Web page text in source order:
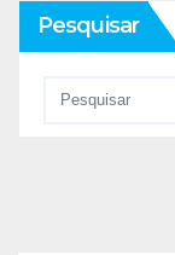
Pesquisar